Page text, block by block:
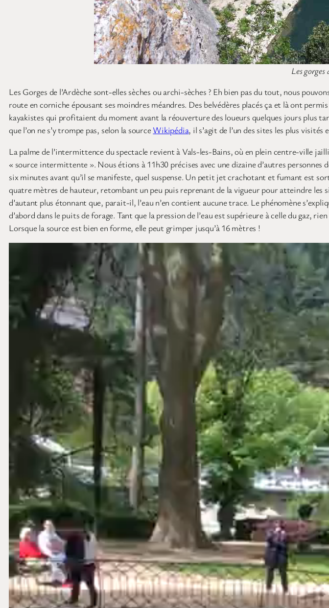
Les gorges
Les Gorges de l’Ardèche sont-elles sèches ou archi-sèches ? Eh bien pas du tout, nous
route en corniche épousant ses moindres méandres. Des belvédères placés ça et là ont
kayakistes qui profitaient du moment avant la réouverture des loueurs quelques jours plus
que l’on ne s’y trompe pas, selon la sourceWikipédia, il s’agit de l’un des sites les plus visités
La palme de l’intermittence du spectacle revient à Vals-les-Bains, où en plein centre-ville
« source intermittente ». Nous étions à 11h30 précises avec une dizaine d’autres
six minutes avant qu’il se manifeste, quel suspense. Un petit jet crachotant et fumant est
quatre mètres de hauteur, retombant un peu puis reprenant de la vigueur pour atteindre les
d’autant plus étonnant que, parait-il, l’eau n’en contient aucune trace. Le phénomène
d’abord dans le puits de forage. Tant que la pression de l’eau est supérieure à celle du gaz,
Lorsque la source est bien en forme, elle peut grimper jusqu’à 16 mètres !